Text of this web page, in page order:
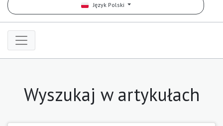
Język Polski
Wyszukaj w artykułach